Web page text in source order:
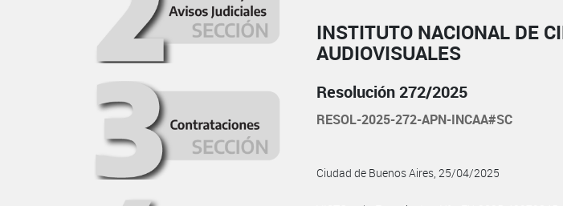
INSTITUTO NACIONAL DE
AUDIOVISUALES
Resolución 272/2025
RESOL-2025-272-APN-INCAA#SC
Ciudad de Buenos Aires, 25/04/2025